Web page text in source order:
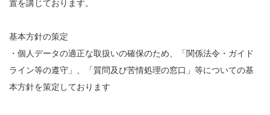
置を講じております。
基本方針の策定
・個人データの適正な取扱いの確保のため、「関係法令・ガイド
ライン等の遵守」、「質問及び苦情処理の窓口」等についての基
本方針を策定しております